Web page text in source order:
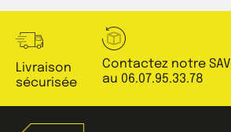
Livraison
sécurisée
Contactez notre SAV
au 06.07.95.33.78